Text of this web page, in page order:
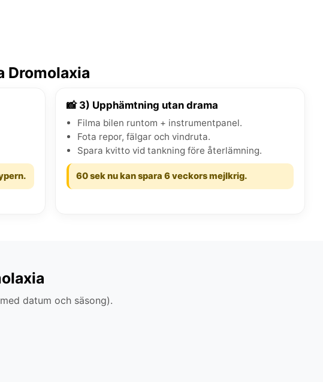
Dromolaxia
📸 3) Upphämtning utan drama
Filma bilen runtom + instrumentpanel.
Fota repor, fälgar och vindruta.
Spara kvitto vid tankning före återlämning.
60 sek nu kan spara 6 veckors mejlkrig.
datum och säsong).